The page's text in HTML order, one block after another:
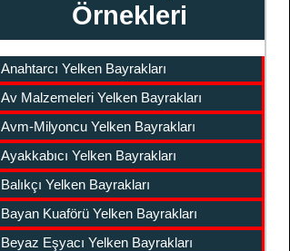
Örnekleri
Anahtarcı Yelken Bayrakları
Av Malzemeleri Yelken Bayrakları
Avm-Milyoncu Yelken Bayrakları
Ayakkabıcı Yelken Bayrakları
Balıkçı Yelken Bayrakları
Bayan Kuaförü Yelken Bayrakları
Beyaz Eşyacı Yelken Bayrakları